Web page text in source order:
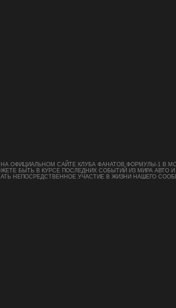
ОФИЦИАЛЬНОМ САЙТЕ КЛУБА ФАНАТОВ ФОРМУЛЫ-1 В
БЫТЬ В КУРСЕ ПОСЛЕДНИХ СОБЫТИЙ ИЗ МИРА АВТО И
НЕПОСРЕДСТВЕННОЕ УЧАСТИЕ В ЖИЗНИ НАШЕГО